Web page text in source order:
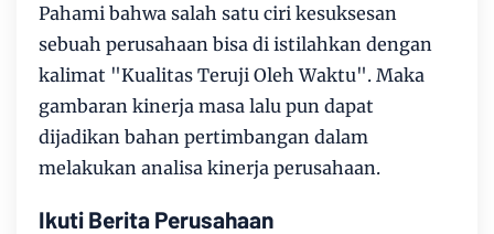
Pahami bahwa salah satu ciri kesuksesan
sebuah perusahaan bisa di istilahkan dengan
kalimat "Kualitas Teruji Oleh Waktu". Maka
gambaran kinerja masa lalu pun dapat
dijadikan bahan pertimbangan dalam
melakukan analisa kinerja perusahaan.
Ikuti Berita Perusahaan